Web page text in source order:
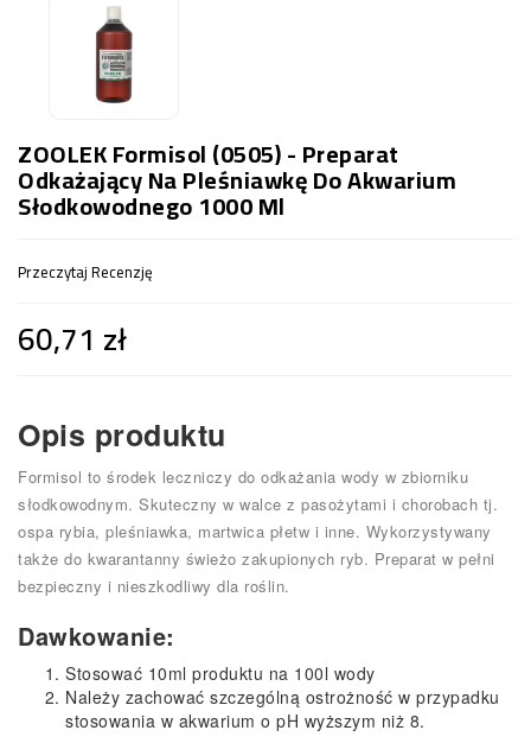
ZOOLEK Formisol (0505) - Preparat
Odkażający Na Pleśniawkę Do Akwarium
Słodkowodnego 1000 Ml
Przeczytaj Recenzję
60,71 zł
Opis produktu
Formisol to środek leczniczy do odkażania wody w zbiorniku
słodkowodnym. Skuteczny w walce z pasożytami i chorobach tj.
ospa rybia, pleśniawka, martwica płetw i inne. Wykorzystywany
także do kwarantanny świeżo zakupionych ryb. Preparat w pełni
bezpieczny i nieszkodliwy dla roślin.
Dawkowanie:
Stosować 10ml produktu na 100l wody
Należy zachować szczególną ostrożność w przypadku
stosowania w akwarium o pH wyższym niż 8.